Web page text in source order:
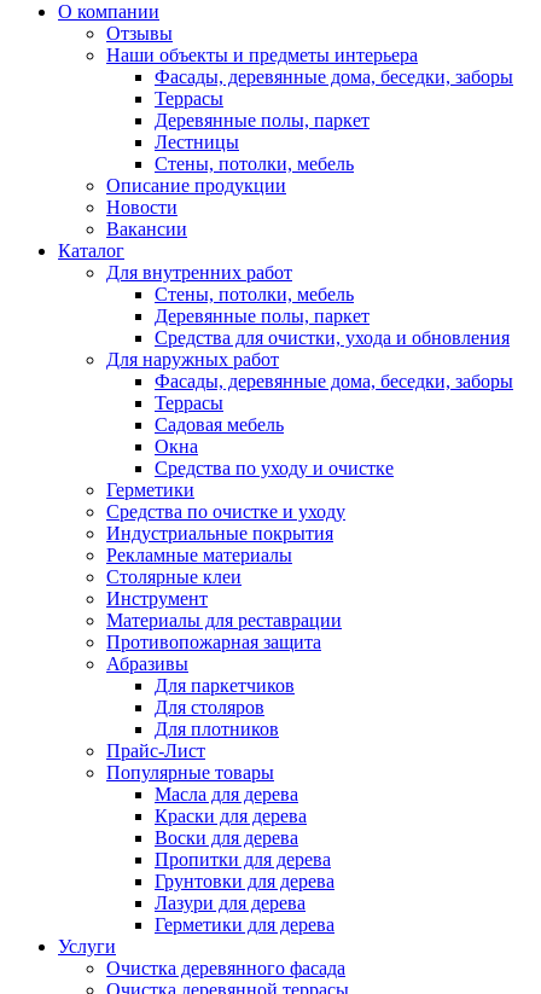
О компании
Отзывы
Наши объекты и предметы интерьера
Фасады, деревянные дома, беседки, заборы
Террасы
Деревянные полы, паркет
Лестницы
Стены, потолки, мебель
Описание продукции
Новости
Вакансии
Каталог
Для внутренних работ
Стены, потолки, мебель
Деревянные полы, паркет
Средства для очистки, ухода и обновления
Для наружных работ
Фасады, деревянные дома, беседки, заборы
Террасы
Садовая мебель
Окна
Средства по уходу и очистке
Герметики
Средства по очистке и уходу
Индустриальные покрытия
Рекламные материалы
Столярные клеи
Инструмент
Материалы для реставрации
Противопожарная защита
Абразивы
Для паркетчиков
Для столяров
Для плотников
Прайс-Лист
Популярные товары
Масла для дерева
Краски для дерева
Воски для дерева
Пропитки для дерева
Грунтовки для дерева
Лазури для дерева
Герметики для дерева
Услуги
Очистка деревянного фасада
Очистка деревянной террасы